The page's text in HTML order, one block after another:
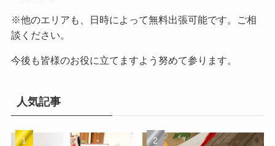
※他のエリアも、日時によって無料出張可能です。ご相
談ください。
今後も皆様のお役に立てますよう努めて参ります。
人気記事